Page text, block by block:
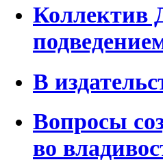
Коллектив
В
Вопросы
во